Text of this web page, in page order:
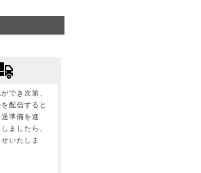
でき次第、
配信すると
準備を進
ましたら、
いたしま